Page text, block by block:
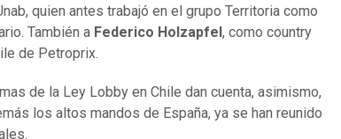
quien antes trabajó en el grupo Territoria como
También a Federico Holzapfel , como country
de Petroprix.
de la Ley Lobby en Chile dan cuenta, asimismo,
los altos mandos de España, ya se han reunido